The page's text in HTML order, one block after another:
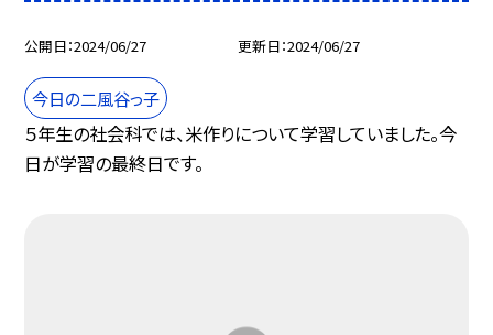
公開日 2024/06/27 更新日 2024/06/27
今日の二風谷っ子
５年生の社会科では、米作りについて学習していました。今
日が学習の最終日です。